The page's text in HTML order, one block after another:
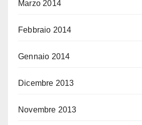
Marzo 2014
Febbraio 2014
Gennaio 2014
Dicembre 2013
Novembre 2013